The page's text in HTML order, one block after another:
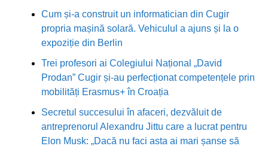
Cum și-a construit un informatician din Cugir
propria mașină solară. Vehiculul a ajuns și la o
expoziție din Berlin
Trei profesori ai Colegiului Național „David
Prodan” Cugir și-au perfecționat competențele prin
mobilități Erasmus+ în Croația
Secretul succesului în afaceri, dezvăluit de
antreprenorul Alexandru Jittu care a lucrat pentru
Elon Musk: „Dacă nu faci asta ai mari șanse să